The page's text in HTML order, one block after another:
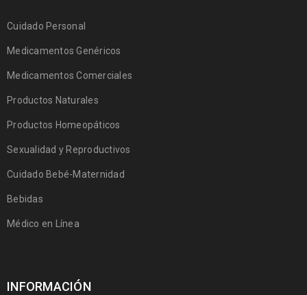
Cuidado Personal
Medicamentos Genéricos
Medicamentos Comerciales
Productos Naturales
Productos Homeopáticos
Sexualidad y Reproductivos
Cuidado Bebé-Maternidad
Bebidas
Médico en Línea
INFORMACIÓN